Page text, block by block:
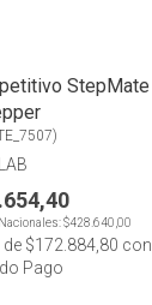
StepMate
)
$428.640,00
$172.884,80 con
Pago